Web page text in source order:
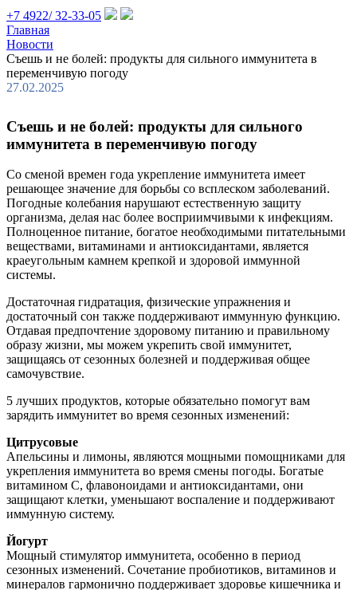
+7 4922/32-33-05
Главная
Новости
Съешь и не болей: продукты для сильного иммунитета в
переменчивую погоду
27.02.2025
Съешь и не болей: продукты для сильного
иммунитета в переменчивую погоду
Со сменой времен года укрепление иммунитета имеет
решающее значение для борьбы со всплеском заболеваний.
Погодные колебания нарушают естественную защиту
организма, делая нас более восприимчивыми к инфекциям.
Полноценное питание, богатое необходимыми питательными
веществами, витаминами и антиоксидантами, является
краеугольным камнем крепкой и здоровой иммунной
системы.
Достаточная гидратация, физические упражнения и
достаточный сон также поддерживают иммунную функцию.
Отдавая предпочтение здоровому питанию и правильному
образу жизни, мы можем укрепить свой иммунитет,
защищаясь от сезонных болезней и поддерживая общее
самочувствие.
5 лучших продуктов, которые обязательно помогут вам
зарядить иммунитет во время сезонных изменений:
Цитрусовые
Апельсины и лимоны, являются мощными помощниками для
укрепления иммунитета во время смены погоды. Богатые
витамином С, флавоноидами и антиоксидантами, они
защищают клетки, уменьшают воспаление и поддерживают
иммунную систему.
Йогурт
Мощный стимулятор иммунитета, особенно в период
сезонных изменений. Сочетание пробиотиков, витаминов и
минералов гармонично поддерживает здоровье кишечника и